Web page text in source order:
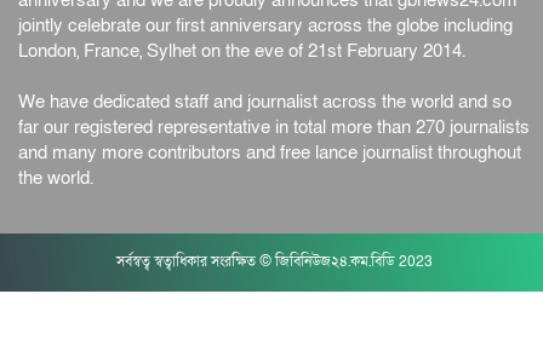
jointly celebrate our first anniversary across the globe including
London, France, Sylhet on the eve of 21st February 2014.
We have dedicated staff and journalist across the world and so
far our registered representative in total more than 270 journalists
and many more contributors and free lance journalist throughout
the world.
সর্বস্বত্ব স্বত্বাধিকার সংরক্ষিত © জিবিনিউজ২৪.কম.বিডি 2023